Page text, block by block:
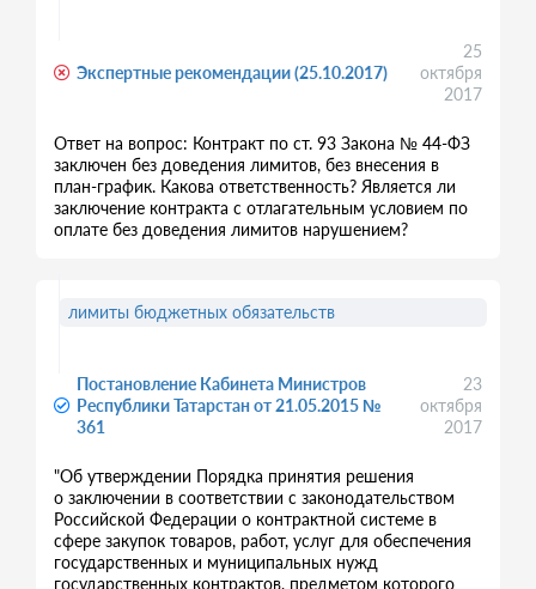
Экспертные рекомендации (25.10.2017)
25
октября
2017
Ответ на вопрос: Контракт по ст. 93 Закона № 44-ФЗ
заключен без доведения лимитов, без внесения в
план-график. Какова ответственность? Является ли
заключение контракта с отлагательным условием по
оплате без доведения лимитов нарушением?
Постановление Кабинета Министров
Республики Татарстан от 21.05.2015 №
361
23
октября
2017
"Об утверждении Порядка принятия решения
о заключении в соответствии с законодательством
Российской Федерации о контрактной системе в
сфере закупок товаров, работ, услуг для обеспечения
государственных и муниципальных нужд
государственных контрактов, предметом которого
лимиты бюджетных обязательств